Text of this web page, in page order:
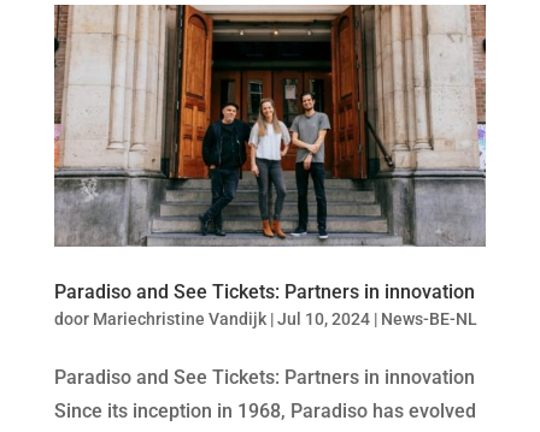
Paradiso and See Tickets: Partners in innovation
door Mariechristine Vandijk|Jul 10, 2024| News-BE-NL
Paradiso and See Tickets: Partners in innovation
Since its inception in 1968, Paradiso has evolved